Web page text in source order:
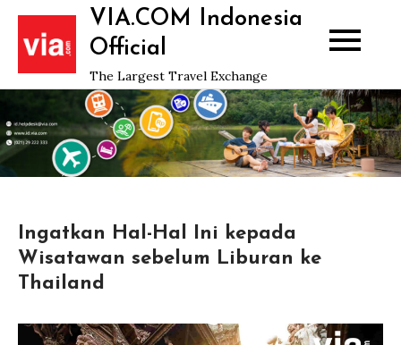
Skip
content
VIA.COM Indonesia
Official
The Largest Travel Exchange
Ingatkan Hal-Hal Ini kepada
Wisatawan sebelum Liburan ke
Thailand